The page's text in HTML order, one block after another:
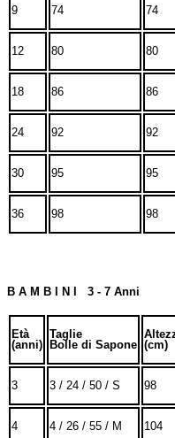
9 74 74
12 80 80
18 86 86
24 92 92
30 95 95
36 98 98
B A M B I N I 3 - 7 Anni
Età
(anni)
Taglie
Bolle di Sapone (cm)
3 3 / 24 / 50 / S 98
4 4 / 26 / 55 / M 104